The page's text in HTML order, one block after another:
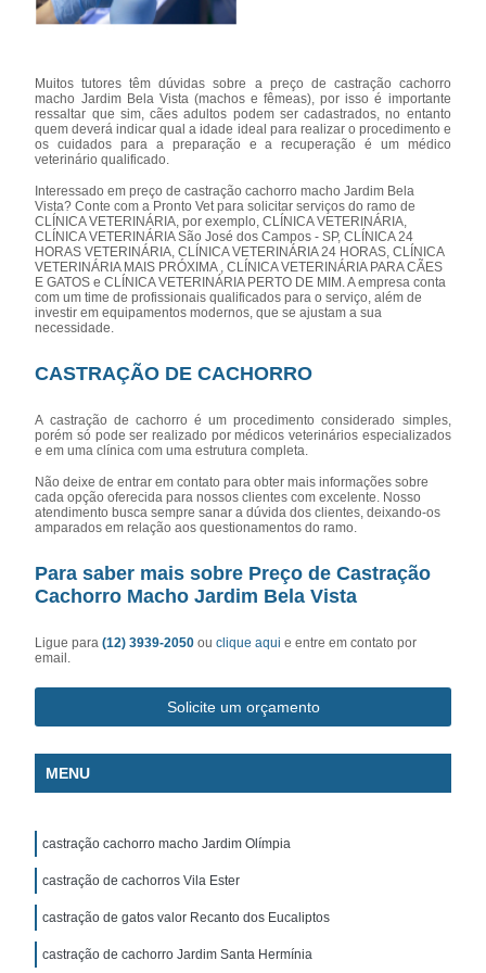
Muitos tutores têm dúvidas sobre a preço de castração cachorro
macho Jardim Bela Vista (machos e fêmeas), por isso é importante
ressaltar que sim, cães adultos podem ser cadastrados, no entanto
quem deverá indicar qual a idade ideal para realizar o procedimento e
os cuidados para a preparação e a recuperação é um médico
veterinário qualificado.
Interessado em preço de castração cachorro macho Jardim Bela
Vista? Conte com a Pronto Vet para solicitar serviços do ramo de
CLÍNICA VETERINÁRIA, por exemplo, CLÍNICA VETERINÁRIA,
CLÍNICA VETERINÁRIA São José dos Campos - SP, CLÍNICA 24
HORAS VETERINÁRIA, CLÍNICA VETERINÁRIA 24 HORAS, CLÍNICA
VETERINÁRIA MAIS PRÓXIMA , CLÍNICA VETERINÁRIA PARA CÃES
E GATOS e CLÍNICA VETERINÁRIA PERTO DE MIM. A empresa conta
com um time de profissionais qualificados para o serviço, além de
investir em equipamentos modernos, que se ajustam a sua
necessidade.
CASTRAÇÃO DE CACHORRO
A castração de cachorro é um procedimento considerado simples,
porém só pode ser realizado por médicos veterinários especializados
e em uma clínica com uma estrutura completa.
Não deixe de entrar em contato para obter mais informações sobre
cada opção oferecida para nossos clientes com excelente. Nosso
atendimento busca sempre sanar a dúvida dos clientes, deixando-os
amparados em relação aos questionamentos do ramo.
Para saber mais sobre Preço de Castração
Cachorro Macho Jardim Bela Vista
Ligue para(12) 3939-2050ouclique aqui e entre em contato por
email.
Solicite um orçamento
MENU
castração cachorro macho Jardim Olímpia
castração de cachorros Vila Ester
castração de gatos valor Recanto dos Eucaliptos
castração de cachorro Jardim Santa Hermínia